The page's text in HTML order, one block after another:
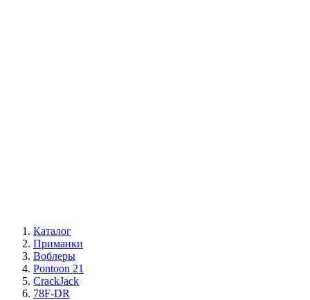
Каталог
Приманки
Воблеры
Pontoon 21
CrackJack
78F-DR